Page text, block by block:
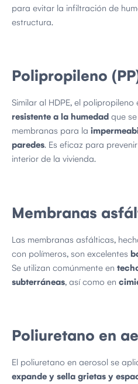
para evitar la infiltración de
estructura.
Polipropileno
Similar al HDPE, el polipropileno
resistente a la humedad que
membranas para la
paredes. Es eficaz para
interior de la vivienda.
Membranas
Las membranas asfálticas,
con polímeros, son excelentes
Se utilizan comúnmente en
subterráneas, así como en
Poliuretano en
El poliuretano en aerosol se
expande y sella grietas y